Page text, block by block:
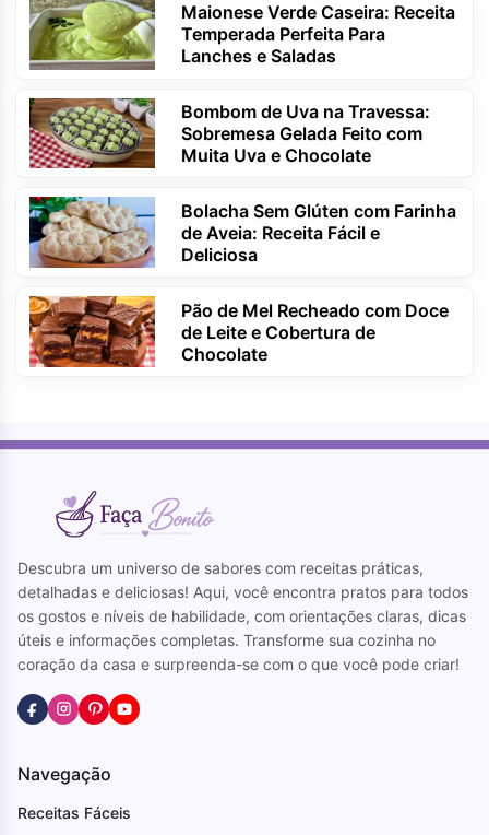
Maionese Verde Caseira: Receita
Temperada Perfeita Para
Lanches e Saladas
Bombom de Uva na Travessa:
Sobremesa Gelada Feito com
Muita Uva e Chocolate
Bolacha Sem Glúten com Farinha
de Aveia: Receita Fácil e
Deliciosa
Pão de Mel Recheado com Doce
de Leite e Cobertura de
Chocolate
Descubra um universo de sabores com receitas práticas,
detalhadas e deliciosas! Aqui, você encontra pratos para todos
os gostos e níveis de habilidade, com orientações claras, dicas
úteis e informações completas. Transforme sua cozinha no
coração da casa e surpreenda-se com o que você pode criar!
Navegação
Receitas Fáceis